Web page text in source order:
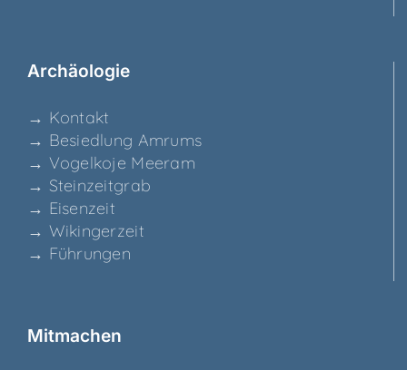
Archäo­lo­gie
→ Kon­takt
→ Besied­lung Amrums
→ Vogel­ko­je Meeram
→ Stein­zeit­grab
→ Eisen­zeit
→ Wikin­ger­zeit
→ Füh­run­gen
Mit­ma­chen